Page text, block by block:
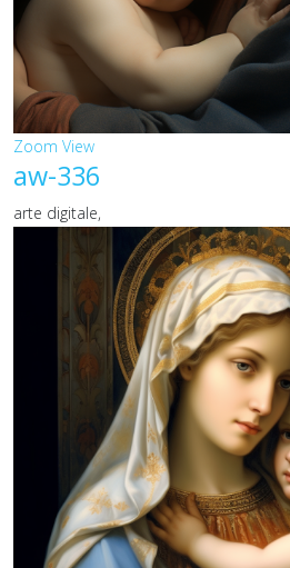
Zoom View
aw-336
arte digitale,